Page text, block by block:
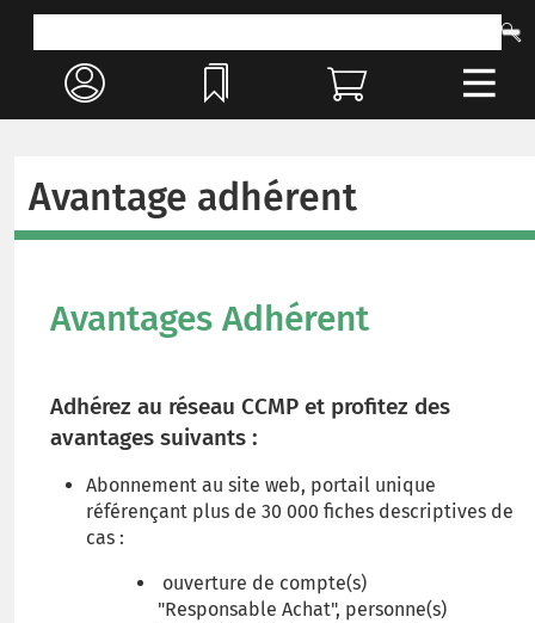
Avantage adhérent
Avantages Adhérent
Adhérez au réseau CCMP et profitez des
avantages suivants :
Abonnement au site web, portail unique
référençant plus de 30 000 fiches descriptives de
cas :
ouverture de compte(s)
"Responsable Achat", personne(s)